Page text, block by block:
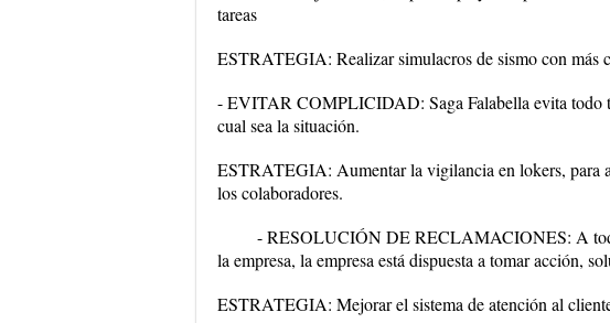
tareas
ESTRATEGIA: Realizar simulacros de sismo con más
- EVITAR COMPLICIDAD: Saga Falabella evita todo
cual sea la situación.
ESTRATEGIA: Aumentar la vigilancia en lokers, para
los colaboradores.
- RESOLUCIÓN DE RECLAMACIONES: A
la empresa, la empresa está dispuesta a tomar acción,
ESTRATEGIA: Mejorar el sistema de atención al